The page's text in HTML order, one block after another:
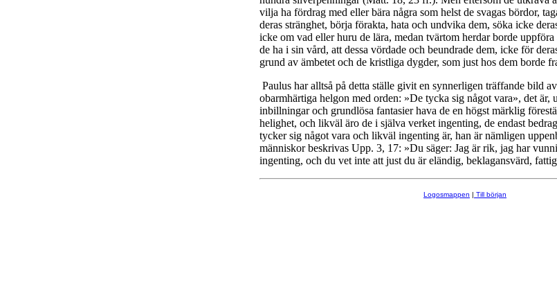
vilja ha fördrag med eller bära några som helst de svagas bördor,
deras stränghet, börja förakta, hata och undvika dem, söka icke
icke om vad eller huru de lära, medan tvärtom herdar borde uppföra
de ha i sin vård, att dessa vördade och beundrade dem, icke för
grund av ämbetet och de kristliga dygder, som just hos dem borde
Paulus har alltså på detta ställe givit en synnerligen träffande bild
obarmhärtiga helgon med orden: »De tycka sig något vara», det är,
inbillningar och grundlösa fantasier hava de en högst märklig
helighet, och likväl äro de i själva verket ingenting, de endast
tycker sig något vara och likväl ingenting är, han är nämligen
människor beskrivas Upp. 3, 17: »Du säger: Jag är rik, jag har
ingenting, och du vet inte att just du är eländig, beklagansvärd,
Logosmappen | Till början